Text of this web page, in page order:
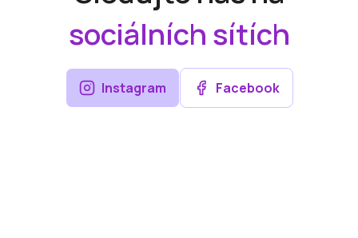
sociálních sítích
Instagram Facebook